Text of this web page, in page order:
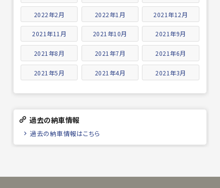
2022年2月 2022年1月 2021年12月
2021年11月 2021年10月 2021年9月
2021年8月 2021年7月 2021年6月
2021年5月 2021年4月 2021年3月
過去の納車情報
過去の納車情報はこちら